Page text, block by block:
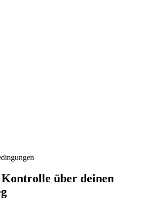
über deinen